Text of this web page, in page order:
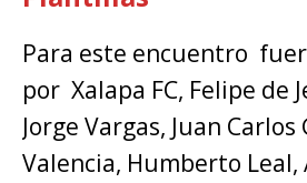
Para este encuentro
por Xalapa FC, Felipe de
Jorge Vargas, Juan Carlos
Valencia, Humberto Leal,